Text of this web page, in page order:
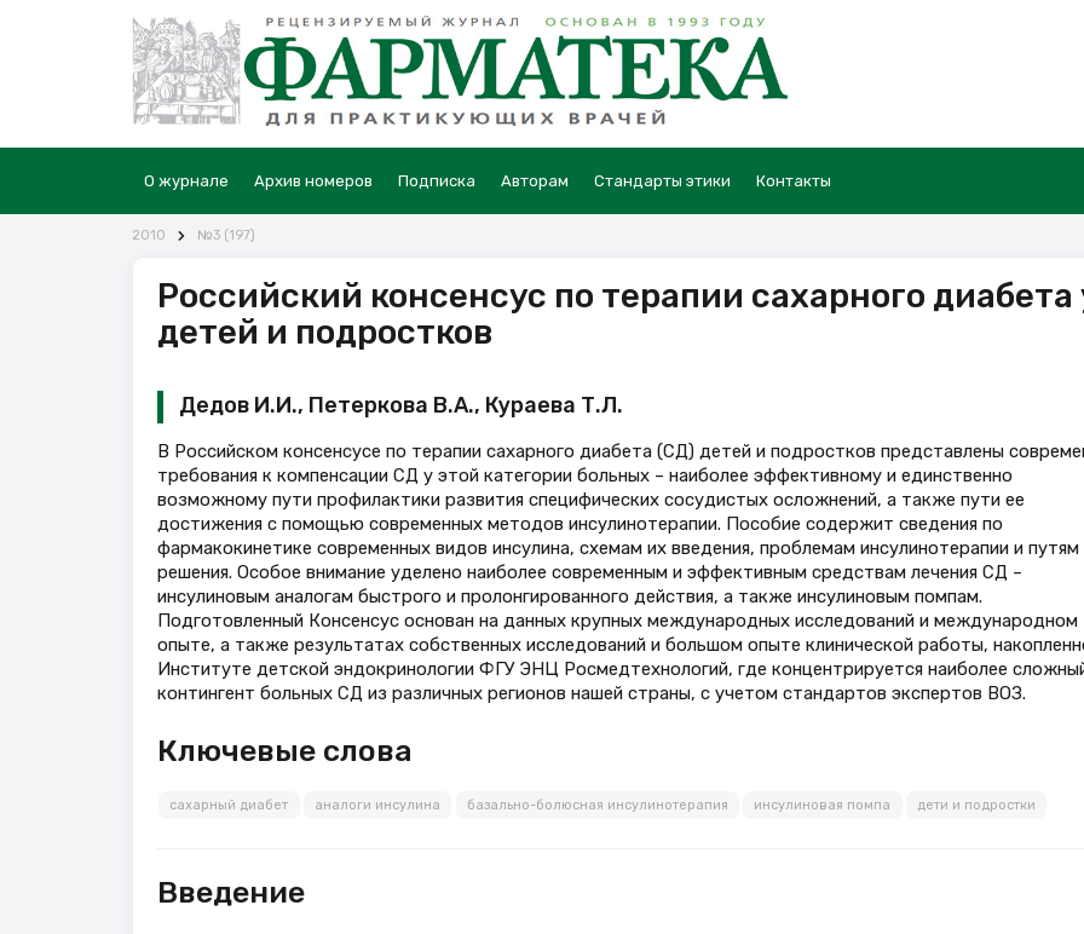
О журнале Архив номеров Подписка Авторам Стандарты этики Контакты
2010 №3 (197)
Российский консенсус по терапии сахарного диабета
детей и подростков
Дедов И.И., Петеркова В.А., Кураева Т.Л.
В Российском консенсусе по терапии сахарного диабета (СД) детей и подростков представлены
требования к компенсации СД у этой категории больных – наиболее эффективному и единственно
возможному пути профилактики развития специфических сосудистых осложнений, а также пути ее
достижения с помощью современных методов инсулинотерапии. Пособие содержит сведения по
фармакокинетике современных видов инсулина, схемам их введения, проблемам инсулинотерапии и путям
решения. Особое внимание уделено наиболее современным и эффективным средствам лечения СД –
инсулиновым аналогам быстрого и пролонгированного действия, а также инсулиновым помпам.
Подготовленный Консенсус основан на данных крупных международных исследований и международном
опыте, а также результатах собственных исследований и большом опыте клинической работы,
Институте детской эндокринологии ФГУ ЭНЦ Росмедтехнологий, где концентрируется наиболее
контингент больных СД из различных регионов нашей страны, с учетом стандартов экспертов ВОЗ.
Ключевые слова
сахарный диабет аналоги инсулина базально-болюсная инсулинотерапия инсулиновая помпа дети и подростки
Введение